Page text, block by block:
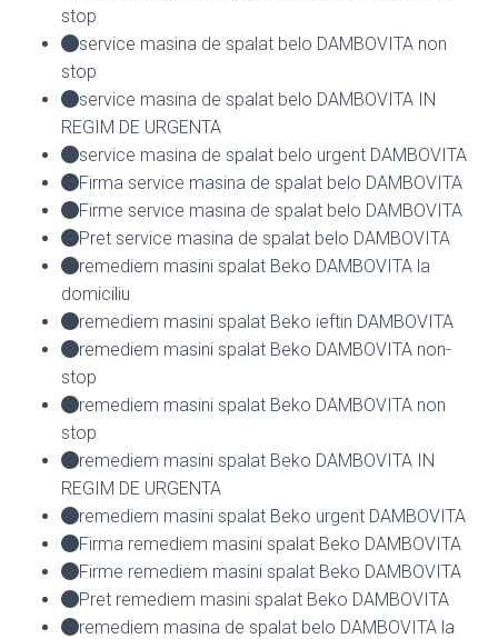
stop
service masina de spalat belo DAMBOVITA non
stop
service masina de spalat belo DAMBOVITA IN
REGIM DE URGENTA
service masina de spalat belo urgent DAMBOVITA
Firma service masina de spalat belo DAMBOVITA
Firme service masina de spalat belo DAMBOVITA
Pret service masina de spalat belo DAMBOVITA
remediem masini spalat Beko DAMBOVITA la
domiciliu
remediem masini spalat Beko ieftin DAMBOVITA
remediem masini spalat Beko DAMBOVITA non-
stop
remediem masini spalat Beko DAMBOVITA non
stop
remediem masini spalat Beko DAMBOVITA IN
REGIM DE URGENTA
remediem masini spalat Beko urgent DAMBOVITA
Firma remediem masini spalat Beko DAMBOVITA
Firme remediem masini spalat Beko DAMBOVITA
Pret remediem masini spalat Beko DAMBOVITA
remediem masina de spalat belo DAMBOVITA la